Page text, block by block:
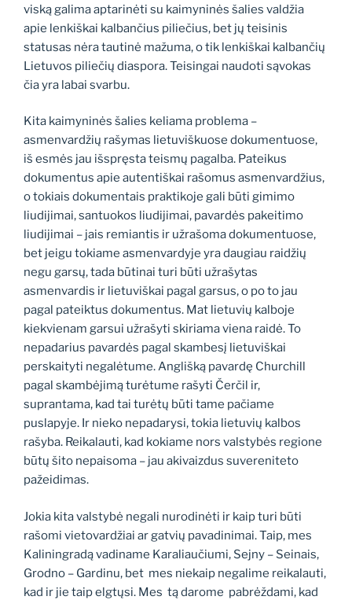
viską galima aptarinėti su kaimyninės šalies valdžia
apie lenkiškai kalbančius piliečius, bet jų teisinis
statusas nėra tautinė mažuma, o tik lenkiškai kalbančių
Lietuvos piliečių diaspora. Teisingai naudoti sąvokas
čia yra labai svarbu.
Kita kaimyninės šalies keliama problema –
asmenvardžių rašymas lietuviškuose dokumentuose,
iš esmės jau išspręsta teismų pagalba. Pateikus
dokumentus apie autentiškai rašomus asmenvardžius,
o tokiais dokumentais praktikoje gali būti gimimo
liudijimai, santuokos liudijimai, pavardės pakeitimo
liudijimai – jais remiantis ir užrašoma dokumentuose,
bet jeigu tokiame asmenvardyje yra daugiau raidžių
negu garsų, tada būtinai turi būti užrašytas
asmenvardis ir lietuviškai pagal garsus, o po to jau
pagal pateiktus dokumentus. Mat lietuvių kalboje
kiekvienam garsui užrašyti skiriama viena raidė. To
nepadarius pavardės pagal skambesį lietuviškai
perskaityti negalėtume. Anglišką pavardę Churchill
pagal skambėjimą turėtume rašyti Čerčil ir,
suprantama, kad tai turėtų būti tame pačiame
puslapyje. Ir nieko nepadarysi, tokia lietuvių kalbos
rašyba. Reikalauti, kad kokiame nors valstybės regione
būtų šito nepaisoma – jau akivaizdus suvereniteto
pažeidimas.
Jokia kita valstybė negali nurodinėti ir kaip turi būti
rašomi vietovardžiai ar gatvių pavadinimai. Taip, mes
Kaliningradą vadiname Karaliaučiumi, Sejny – Seinais,
Grodno – Gardinu, bet mes niekaip negalime reikalauti,
kad ir jie taip elgtųsi. Mes tą darome pabrėždami, kad